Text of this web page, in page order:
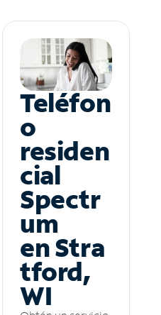
Teléfon
o
residen
cial
Spectr
um
en Stra
tford,
WI